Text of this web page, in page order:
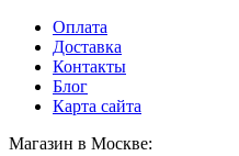
Оплата
Доставка
Контакты
Блог
Карта сайта
Магазин в Москве: